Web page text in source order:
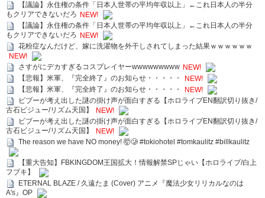
【議論】永住権の条件「日本人世帯の平均年収以上」←これ日本人の半分
もクリアできないだろ NEW!
【議論】永住権の条件「日本人世帯の平均年収以上」←これ日本人の半分
もクリアできないだろ NEW!
花粉症なんだけど、嫁に洗濯物を外干しされてしまった結果ｗｗｗｗｗｗ
NEW!
さすがにデカすぎるコスプレイヤーwwwwwwwww NEW!
【悲報】米軍、『完全終了』のお知らせ・・・・・
NEW!
【悲報】米軍、『完全終了』のお知らせ・・・・・
NEW!
ビブーが考え出した謎の掛け声が面白すぎる【ホロライブEN翻訳切り抜き/
古石ビジュー/リズム天国】
NEW!
ビブーが考え出した謎の掛け声が面白すぎる【ホロライブEN翻訳切り抜き/
古石ビジュー/リズム天国】
NEW!
The reason we have NO money! 🤯🥲 #tokiohotel #tomkaulitz #billkaulitz
【重大告知】FBKINGDOM王国拡大！情報解禁SPじゃい【ホロライブ/白上
フブキ】
ETERNAL BLAZE / 久遠たま (Cover) アニメ『魔法少女リリカルなのは
A's』OP